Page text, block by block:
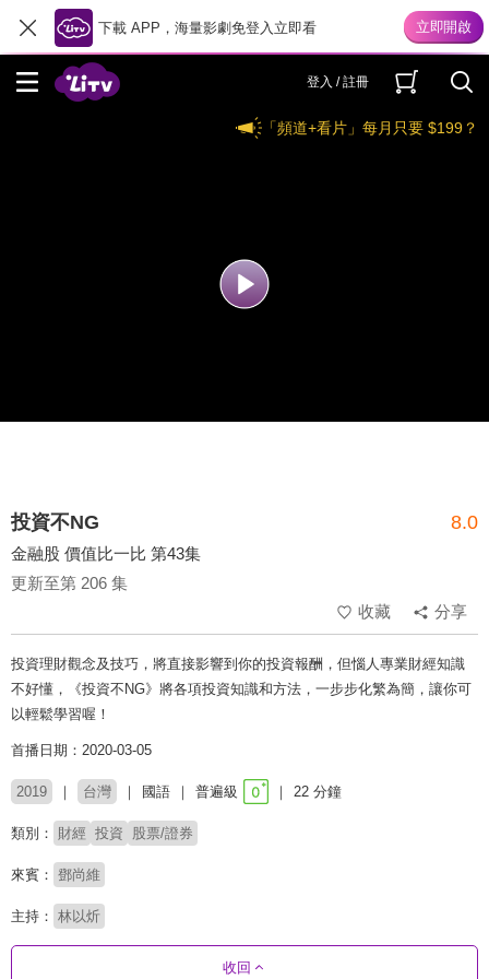
下載 APP，海量影劇免登入立即看
登入 / 註冊
「頻道+看片」每月只要 $199？
投資不NG 8.0
金融股 價值比一比 第43集
更新至第 206 集
收藏
分享
投資理財觀念及技巧，將直接影響到你的投資報酬，但惱人專業財經知識
不好懂，《投資不NG》將各項投資知識和方法，一步步化繁為簡，讓你可
以輕鬆學習喔！
首播日期：2020-03-05
2019 台灣 國語 普遍級 22 分鐘
類別： 財經 投資 股票/證券
來賓： 鄧尚維
主持： 林以炘
收回